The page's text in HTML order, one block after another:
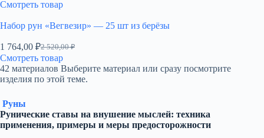
цена
2
520,00 ₽.
цена:
764,00 ₽.
Смотреть товар
Набор рун «Вегвезир» — 25 шт из берёзы
2 520,00₽
Первоначальная
цена
составляла
2
1 764,00 ₽
Текущая
цена:
1
764,00 ₽.
Смотреть товар
42 материалов Выберите материал или сразу посмотрите
изделия по этой теме.
Руны
Рунические ставы на внушение мыслей: техника
применения, примеры и меры предосторожности